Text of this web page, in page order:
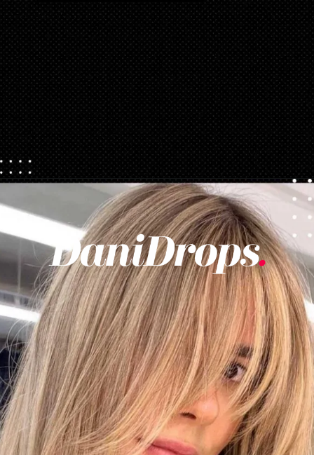
https://danidrops.com.br/tendencia-corte-de-cabelo-feminino-2025/